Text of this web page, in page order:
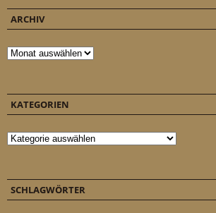
ARCHIV
Archiv
KATEGORIEN
Kategorien
SCHLAGWÖRTER